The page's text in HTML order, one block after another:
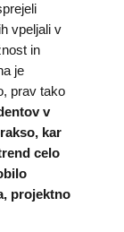
vpeljali v
in
je
prav tako
v
kar
celo
projektno